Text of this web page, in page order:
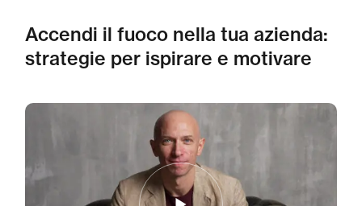
Accendi il fuoco nella tua azienda:
strategie per ispirare e motivare